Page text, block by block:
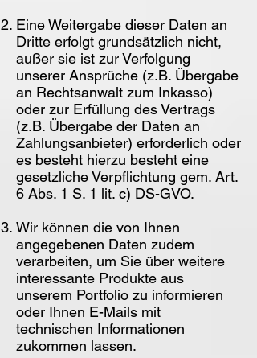
Eine Weitergabe dieser Daten an
Dritte erfolgt grundsätzlich nicht,
außer sie ist zur Verfolgung
unserer Ansprüche (z.B. Übergabe
an Rechtsanwalt zum Inkasso)
oder zur Erfüllung des Vertrags
(z.B. Übergabe der Daten an
Zahlungsanbieter) erforderlich oder
es besteht hierzu besteht eine
gesetzliche Verpflichtung gem. Art.
6 Abs. 1 S. 1 lit. c) DS-GVO.
Wir können die von Ihnen
angegebenen Daten zudem
verarbeiten, um Sie über weitere
interessante Produkte aus
unserem Portfolio zu informieren
oder Ihnen E-Mails mit
technischen Informationen
zukommen lassen.